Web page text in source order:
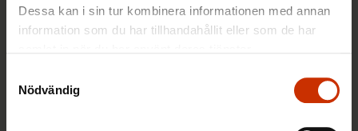
Dessa kan i sin tur kombinera informationen med annan
information som du har tillhandahållit eller som de har
Nödvändig